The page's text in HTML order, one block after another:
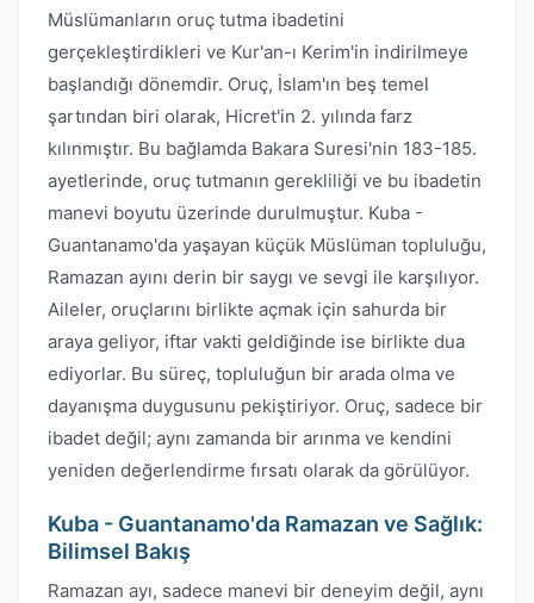
Müslümanların oruç tutma ibadetini
gerçekleştirdikleri ve Kur'an-ı Kerim'in indirilmeye
başlandığı dönemdir. Oruç, İslam'ın beş temel
şartından biri olarak, Hicret'in 2. yılında farz
kılınmıştır. Bu bağlamda Bakara Suresi'nin 183-185.
ayetlerinde, oruç tutmanın gerekliliği ve bu ibadetin
manevi boyutu üzerinde durulmuştur. Kuba -
Guantanamo'da yaşayan küçük Müslüman topluluğu,
Ramazan ayını derin bir saygı ve sevgi ile karşılıyor.
Aileler, oruçlarını birlikte açmak için sahurda bir
araya geliyor, iftar vakti geldiğinde ise birlikte dua
ediyorlar. Bu süreç, topluluğun bir arada olma ve
dayanışma duygusunu pekiştiriyor. Oruç, sadece bir
ibadet değil; aynı zamanda bir arınma ve kendini
yeniden değerlendirme fırsatı olarak da görülüyor.
Kuba - Guantanamo'da Ramazan ve Sağlık:
Bilimsel Bakış
Ramazan ayı, sadece manevi bir deneyim değil, aynı